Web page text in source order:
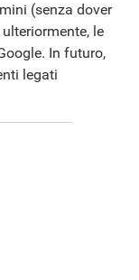
(senza dover
le
In futuro,
legati